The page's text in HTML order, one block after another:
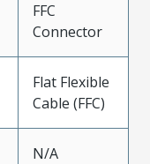
FFC
Connector
Flat Flexible
Cable (FFC)
N/A